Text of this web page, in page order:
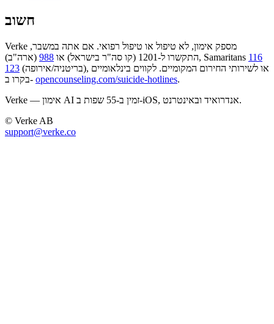
חשוב
Verke מספק אימון, לא טיפול או טיפול רפואי. אם אתה במשבר,
התקשרו ל-1201 (קו סה"ר בישראל) או
988 (ארה"ב), Samaritans 116
123 (בריטניה/אירופה), או לשירותי החירום המקומיים. לקווים בינלאומיים
בקרו ב- opencounseling.com/suicide-hotlines.
Verke — אימון AI זמין ב-55 שפות ב-iOS, אנדרואיד ובאינטרנט.
© Verke AB
support@verke.co